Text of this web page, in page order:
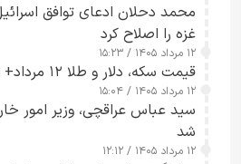
محمد دحلان ادعای توافق
غزه را اصلاح کرد
۱۲ مرداد ۱۴۰۵ / ۱۵:۲۳
قیمت سکه، دلار و طلا ۱۲ مرداد+ جدول
۱۲ مرداد ۱۴۰۵ / ۱۵:۰۴
سید عباس عراقچی، وزیر امور
شد
۱۲ مرداد ۱۴۰۵ / ۱۲:۱۲